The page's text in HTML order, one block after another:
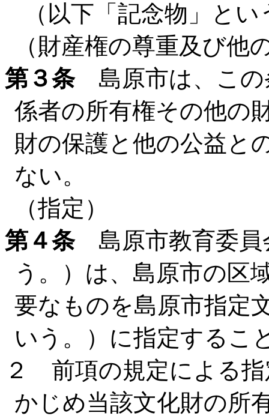
（以下「記念物」とい
（財産権の尊重及び他
第３条島原市は、この
係者の所有権その他の
財の保護と他の公益と
ない。
（指定）
第４条島原市教育委員
う。）は、島原市の区
要なものを島原市指定
いう。）に指定するこ
２ 前項の規定による
かじめ当該文化財の所